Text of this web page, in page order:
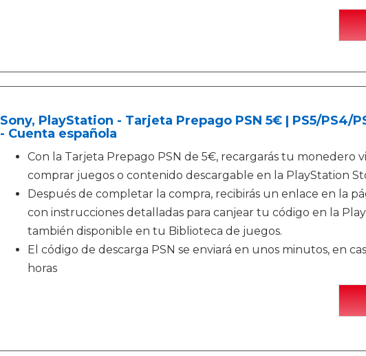
Sony, PlayStation - Tarjeta Prepago PSN 5€ | PS5/PS4/
- Cuenta española
Con la Tarjeta Prepago PSN de 5€, recargarás tu monedero
comprar juegos o contenido descargable en la PlayStation
Después de completar la compra, recibirás un enlace en la
con instrucciones detalladas para canjear tu código en la
también disponible en tu Biblioteca de juegos.
El código de descarga PSN se enviará en unos minutos, en
horas